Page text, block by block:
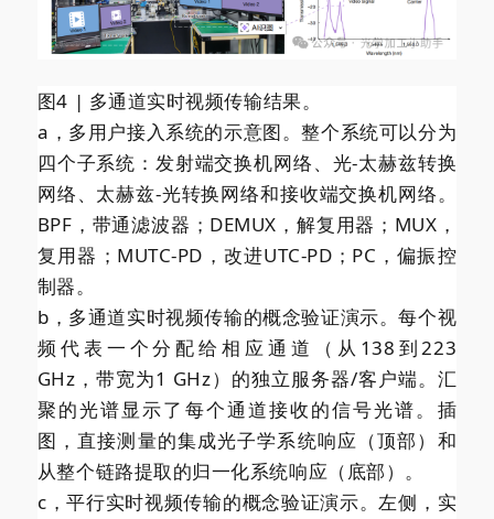
图4 | 多通道实时视频传输结果。
a，多用户接入系统的示意图。整个系统可以分为
四个子系统：发射端交换机网络、光-太赫兹转换
网络、太赫兹-光转换网络和接收端交换机网络。
BPF，带通滤波器；DEMUX，解复用器；MUX，
复用器；MUTC-PD，改进UTC-PD；PC，偏振控
制器。
b，多通道实时视频传输的概念验证演示。每个视
频代表一个分配给相应通道（从138到223
GHz，带宽为1 GHz）的独立服务器/客户端。汇
聚的光谱显示了每个通道接收的信号光谱。插
图，直接测量的集成光子学系统响应（顶部）和
从整个链路提取的归一化系统响应（底部）。
c，平行实时视频传输的概念验证演示。左侧，实